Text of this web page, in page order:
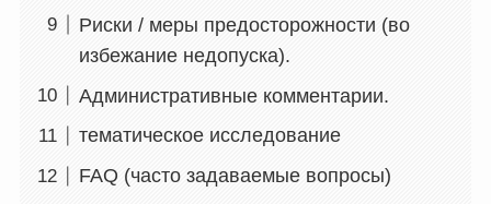
Риски / меры предосторожности (во
избежание недопуска).
Административные комментарии.
тематическое исследование
FAQ (часто задаваемые вопросы)